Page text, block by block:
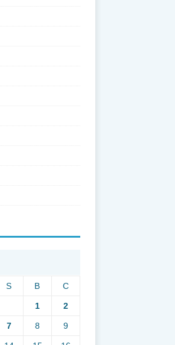
S B C
1 2
7 8 9